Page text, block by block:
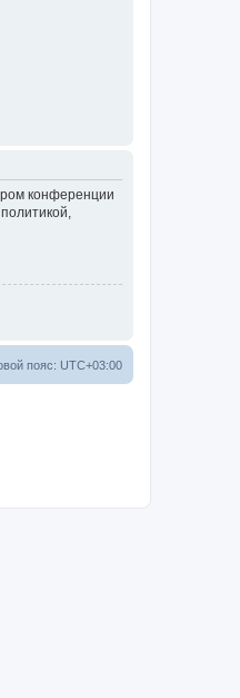
конференции
пояс: UTC+03:00